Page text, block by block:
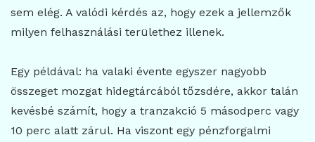
sem elég. A valódi kérdés az, hogy ezek a jellemzők
milyen felhasználási területhez illenek.
Egy példával: ha valaki évente egyszer nagyobb
összeget mozgat hidegtárcából tőzsdére, akkor talán
kevésbé számít, hogy a tranzakció 5 másodperc vagy
10 perc alatt zárul. Ha viszont egy pénzforgalmi